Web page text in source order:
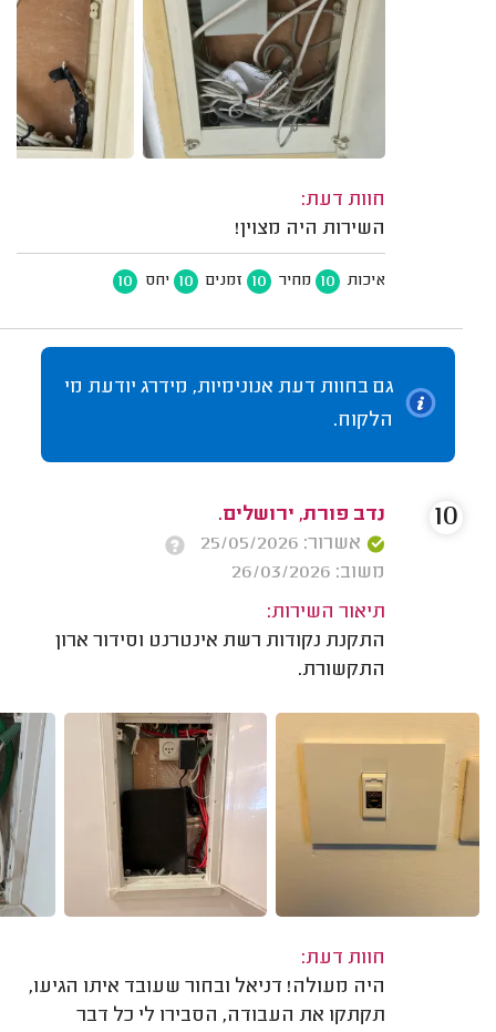
חוות דעת:
השירות היה מצוין!
איכות 10 מחיר 10 זמנים 10 יחס 10
גם בחוות דעת אנונימיות, מידרג יודעת מי
הלקוח.
נדב פורת, ירושלים.
אשרור: 25/05/2026
משוב: 26/03/2026
תיאור השירות:
התקנת נקודות רשת אינטרנט וסידור ארון
התקשורת.
חוות דעת:
היה מעולה! דניאל ובחור שעובד איתו הגיעו,
תקתקו את העבודה, הסבירו לי כל דבר
10